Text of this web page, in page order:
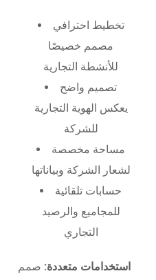
تخطيط احترافي
مصمم خصيصًا
للأنشطة التجارية
تصميم واضح
يعكس الهوية التجارية
للشركة
مساحة مخصصة
لشعار الشركة وبياناتها
حسابات تلقائية
للمجاميع والرصيد
التجاري
استخدامات متعددة: صمم